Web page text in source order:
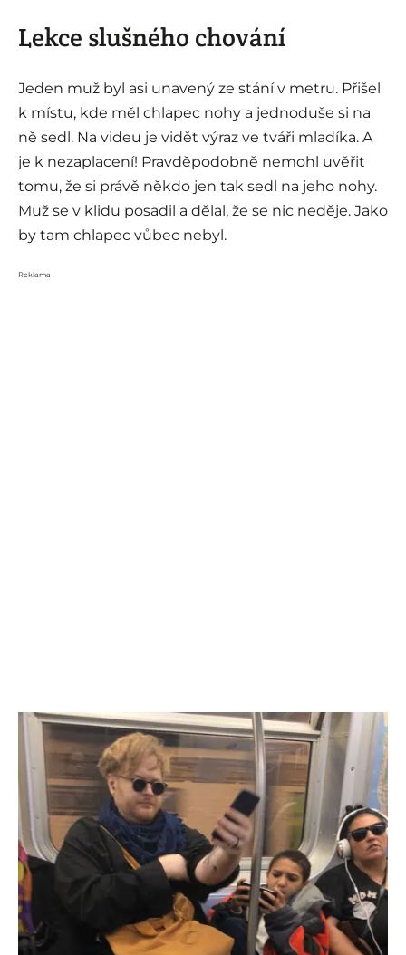
Lekce slušného chování
Jeden muž byl asi unavený ze stání v metru. Přišel
k místu, kde měl chlapec nohy a jednoduše si na
ně sedl. Na videu je vidět výraz ve tváři mladíka. A
je k nezaplacení! Pravděpodobně nemohl uvěřit
tomu, že si právě někdo jen tak sedl na jeho nohy.
Muž se v klidu posadil a dělal, že se nic neděje. Jako
by tam chlapec vůbec nebyl.
Reklama